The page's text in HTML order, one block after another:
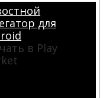
для
в Play